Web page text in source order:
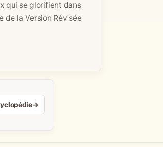
qui se glorifient dans
de la Version Révisée
→